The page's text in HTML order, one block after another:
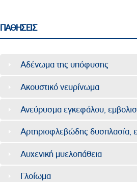
ΠΑΘΗΣΕΙΣ
Αδένωμα της υπόφυσης
Ακουστικό νευρίνωμα
Ανεύρυσμα εγκεφάλου,
Αρτηριοφλεβώδης δυσπλασία,
Αυχενική μυελοπάθεια
Γλοίωμα